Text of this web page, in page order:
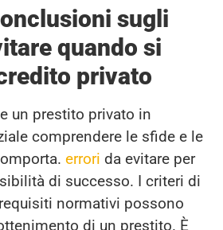
sugli
quando si
privato
un prestito privato in
comprendere le sfide e le
errori da evitare per
di successo. I criteri di
normativi possono
di un prestito. È